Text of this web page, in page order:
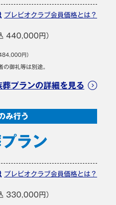
プレビオクラブ会員価格とは？
440,000円）
円）
御礼等は別途。
葬プランの詳細を見る
み行う
ラン
プレビオクラブ会員価格とは？
330,000円）